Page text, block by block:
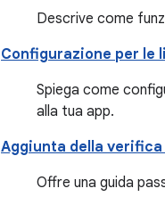
Descrive come
Configurazione per le
Spiega come
alla tua app.
Aggiunta della
Offre una guida